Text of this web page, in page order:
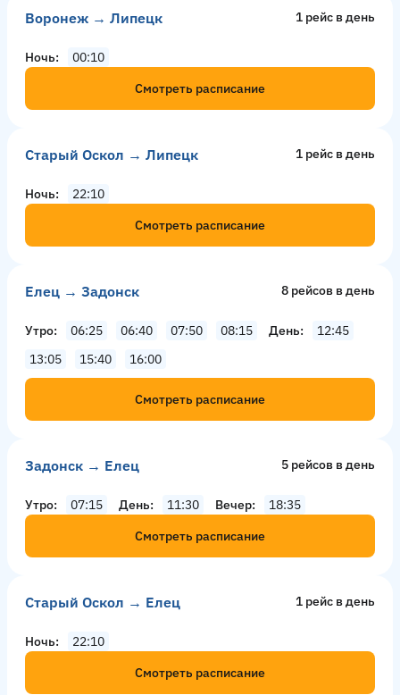
Воронеж → Липецк 1 рейс в день
Ночь
00:10
Смотреть расписание
Старый Оскол → Липецк 1 рейс в день
Ночь
22:10
Смотреть расписание
Елец → Задонск 8 рейсов в день
Утро 06:25 06:40 07:50 08:15 День
12:45
13:05
15:40 16:00
Смотреть расписание
Задонск → Елец 5 рейсов в день
Утро 07:15 День 11:30 Вечер
18:35
Смотреть расписание
Старый Оскол → Елец 1 рейс в день
Ночь
22:10
Смотреть расписание